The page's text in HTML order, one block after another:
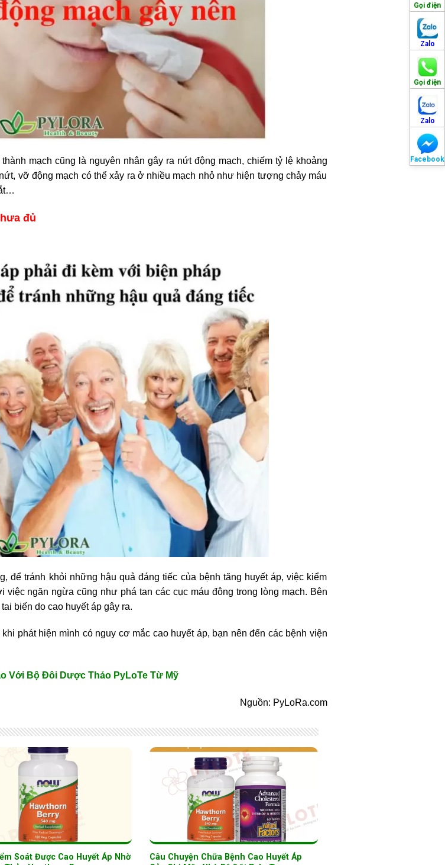
Gọi điện
Zalo
Gọi điện
Zalo
Facebook
mạch cũng là nguyên nhân gây ra nứt động mạch, chiếm tỷ lệ khoảng
vỡ động mạch có thể xảy ra ở nhiều mạch nhỏ như hiện tượng chảy máu
đủ
để tránh khỏi những hậu quả đáng tiếc của bệnh tăng huyết áp, việc kiểm
ngăn ngừa cũng như phá tan các cục máu đông trong lòng mạch. Bên
biến do cao huyết áp gây ra.
phát hiện mình có nguy cơ mắc cao huyết áp, bạn nên đến các bệnh viện
Với Bộ Đôi Dược Thảo PyLoTe Từ Mỹ
Nguồn: PyLoRa.com
Soát Được Cao Huyết Áp Nhờ
Câu Chuyện Chữa Bệnh Cao Huyết Áp